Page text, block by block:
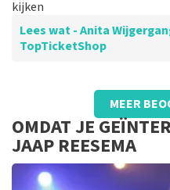
kijken
Lees wat - Anita Wijgergangs schreef over
TopTicketShop
Beoordeling van - Anita
Ik had mijn
gebeld, zeer
het gesprek werd
doorgestuurd!
MEER
OMDAT JE
JAAP REESEMA